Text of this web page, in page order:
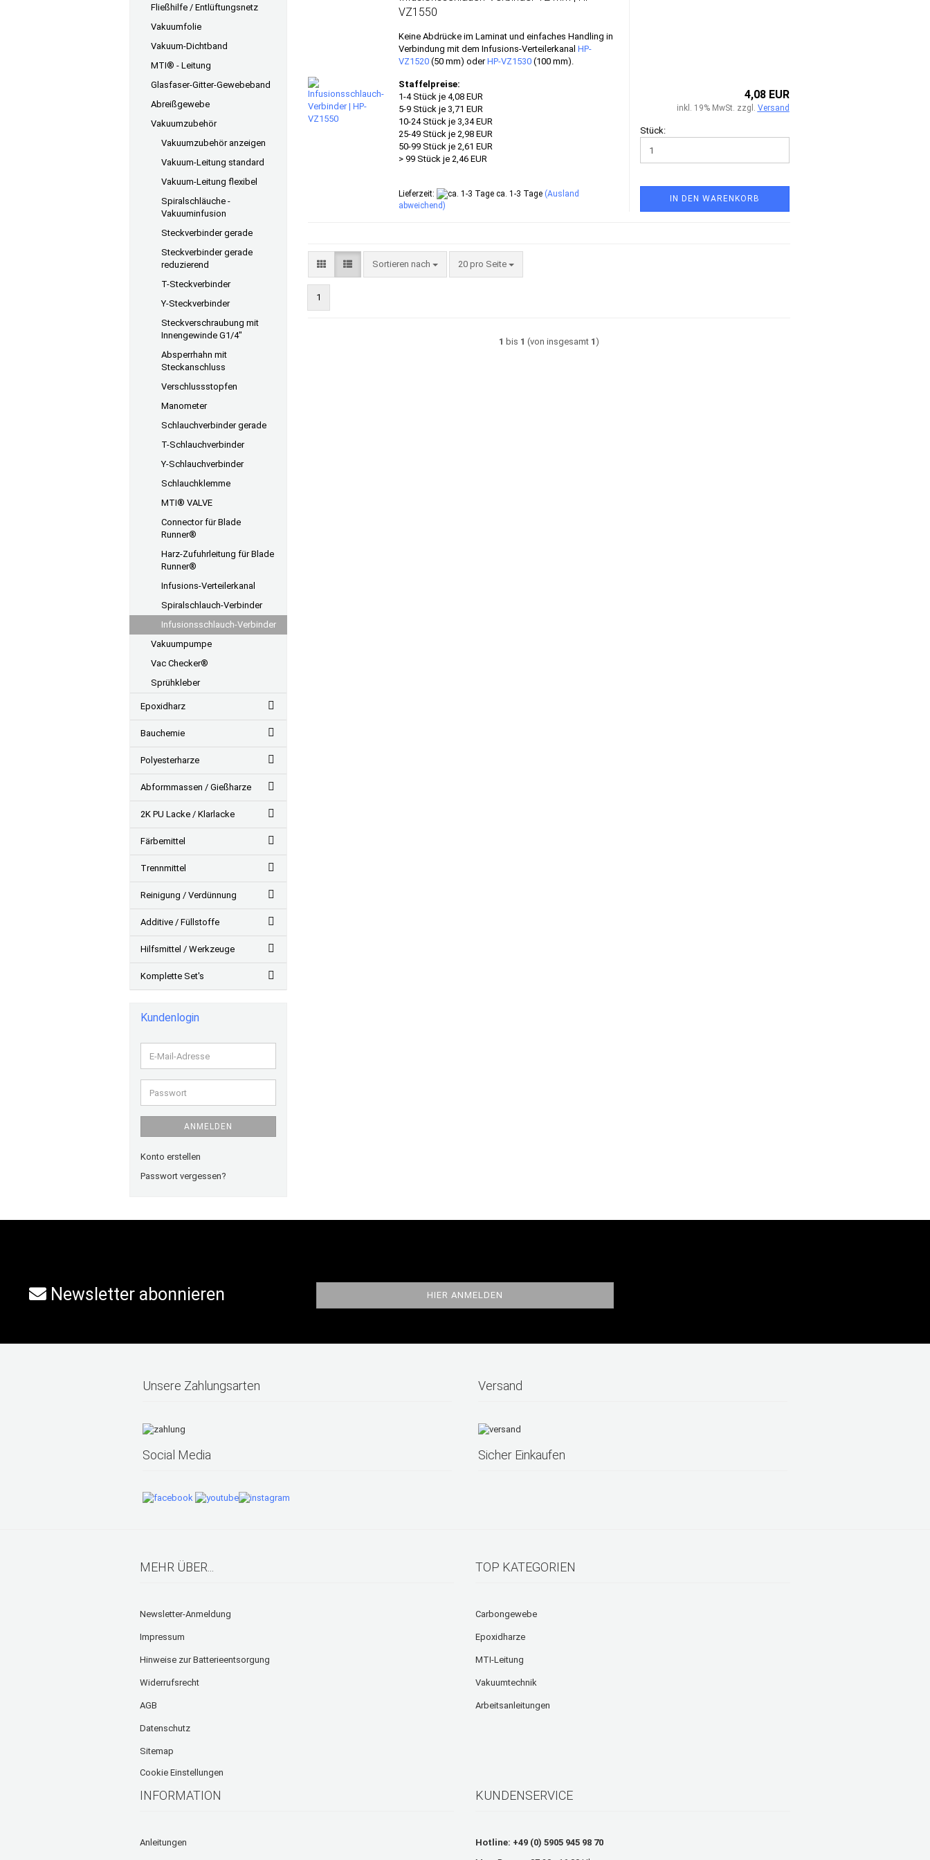
VZ1550
Keine Abdrücke im Laminat und einfaches Handling in
Verbindung mit dem Infusions-Verteilerkanal HP-
VZ1520(50 mm) oderHP-VZ1530(100 mm).
Staffelpreise:
1-4 Stück je 4,08 EUR
5-9 Stück je 3,71 EUR
10-24 Stück je 3,34 EUR
25-49 Stück je 2,98 EUR
50-99 Stück je 2,61 EUR
> 99 Stück je 2,46 EUR
Lieferzeit: ca. 1-3 Tage (Ausland
abweichend)
4,08 EUR
inkl. 19% MwSt. zzgl. Versand
Stück:
IN DEN WARENKORB
Sortieren nach
Sortieren nach 20 pro Seite
pro Seite
1
1 bis 1 (von insgesamt 1)
Fließhilfe / Entlüftungsnetz
Vakuumfolie
Vakuum-Dichtband
MTI® - Leitung
Glasfaser-Gitter-Gewebeband
Abreißgewebe
Vakuumzubehör
Vakuumzubehör anzeigen
Vakuum-Leitung standard
Vakuum-Leitung flexibel
Spiralschläuche -
Vakuuminfusion
Steckverbinder gerade
Steckverbinder gerade
reduzierend
T-Steckverbinder
Y-Steckverbinder
Steckverschraubung mit
Innengewinde G1/4"
Absperrhahn mit
Steckanschluss
Verschlussstopfen
Manometer
Schlauchverbinder gerade
T-Schlauchverbinder
Y-Schlauchverbinder
Schlauchklemme
MTI® VALVE
Connector für Blade
Runner®
Harz-Zufuhrleitung für Blade
Runner®
Infusions-Verteilerkanal
Spiralschlauch-Verbinder
Infusionsschlauch-Verbinder
Vakuumpumpe
Vac Checker®
Sprühkleber
Epoxidharz
Bauchemie
Polyesterharze
Abformmassen / Gießharze
2K PU Lacke / Klarlacke
Färbemittel
Trennmittel
Reinigung / Verdünnung
Additive / Füllstoffe
Hilfsmittel / Werkzeuge
Komplette Set's
Kundenlogin
E-
Mail-
Adresse
Passwort
ANMELDEN
Konto erstellen
Passwort vergessen?
Newsletter abonnieren
Unsere Zahlungsarten Versand
Social Media Sicher Einkaufen
MEHR ÜBER...
Newsletter-Anmeldung
Impressum
Hinweise zur Batterieentsorgung
Widerrufsrecht
AGB
Datenschutz
Sitemap
Cookie Einstellungen
TOP KATEGORIEN
Carbongewebe
Epoxidharze
MTI-Leitung
Vakuumtechnik
Arbeitsanleitungen
INFORMATION
Anleitungen
KUNDENSERVICE
Hotline: +49 (0) 5905 945 98 70